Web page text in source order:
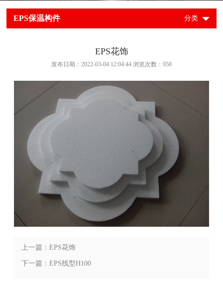
EPS保温构件 分类
EPS花饰
发布日期：2022-03-04 12:04:44 浏览次数： 958
上一篇：EPS花饰
下一篇：EPS线型H100